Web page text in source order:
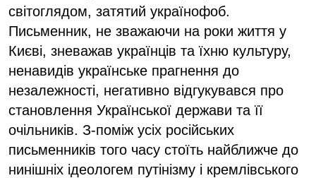
світоглядом, затятий українофоб.
Письменник, не зважаючи на роки життя у
Києві, зневажав українців та їхню культуру,
ненавидів українське прагнення до
незалежності, негативно відгукувався про
становлення Української держави та її
очільників. З-поміж усіх російських
письменників того часу стоїть найближче до
нинішніх ідеологем путінізму і кремлівського